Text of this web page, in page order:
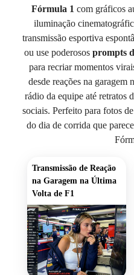
Fórmula 1 com gráficos
iluminação
transmissão esportiva
ou use poderosos prompts
para recriar momentos
desde reações na garagem
rádio da equipe até retratos
sociais. Perfeito para fotos
do dia de corrida que
Transmissão de Reação
na Garagem na Última
Volta de F1